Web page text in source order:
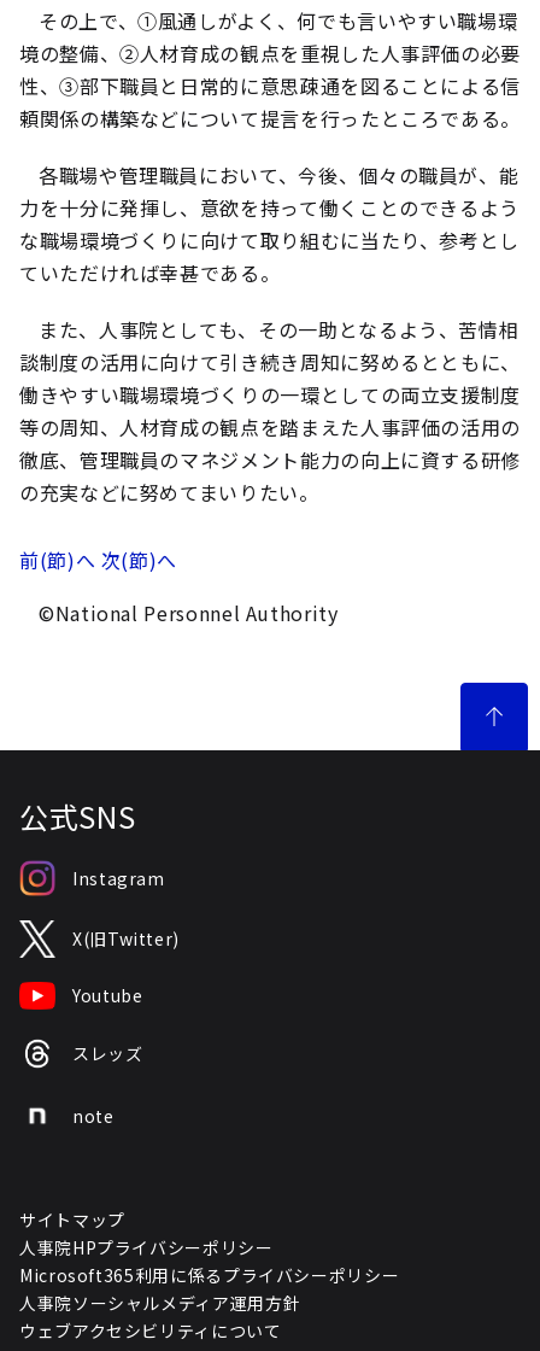
その上で、①風通しがよく、何でも言いやすい職場環
境の整備、②人材育成の観点を重視した人事評価の必要
性、③部下職員と日常的に意思疎通を図ることによる信
頼関係の構築などについて提言を行ったところである。
各職場や管理職員において、今後、個々の職員が、能
力を十分に発揮し、意欲を持って働くことのできるよう
な職場環境づくりに向けて取り組むに当たり、参考とし
ていただければ幸甚である。
また、人事院としても、その一助となるよう、苦情相
談制度の活用に向けて引き続き周知に努めるとともに、
働きやすい職場環境づくりの一環としての両立支援制度
等の周知、人材育成の観点を踏まえた人事評価の活用の
徹底、管理職員のマネジメント能力の向上に資する研修
の充実などに努めてまいりたい。
前(節)へ 次(節)へ
©National Personnel Authority
公式SNS
Instagram
X(旧Twitter)
Youtube
スレッズ
note
サイトマップ
人事院HPプライバシーポリシー
Microsoft365利用に係るプライバシーポリシー
人事院ソーシャルメディア運用方針
ウェブアクセシビリティについて